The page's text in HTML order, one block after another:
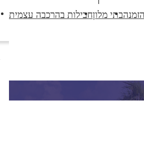
חבילות בהרכבה עצמיתבתי מלון